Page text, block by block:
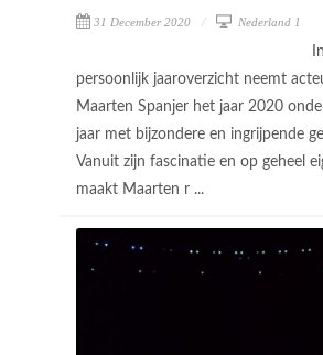
31 December 2020 Nederland 1
persoonlijk jaaroverzicht neemt
Maarten Spanjer het jaar 2020
jaar met bijzondere en ingrijpende
Vanuit zijn fascinatie en op geheel
maakt Maarten r ...